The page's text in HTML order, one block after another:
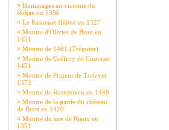
¤ Hommages au vicomte de
Rohan en 1396
¤ Le Kemenet Héboé en 1327
¤ Montre d'Olivier de Bron en
1451
¤ Montre de 1481 (Tréguier)
¤ Montre de Geffroy de Couvran
1451
¤ Montre de Prigent de Trelever
1372
¤ Montre de Rosnivinen en 1448
¤ Montre de la garde du château
de Brest en 1420
¤ Montre du sire de Rieux en
1351